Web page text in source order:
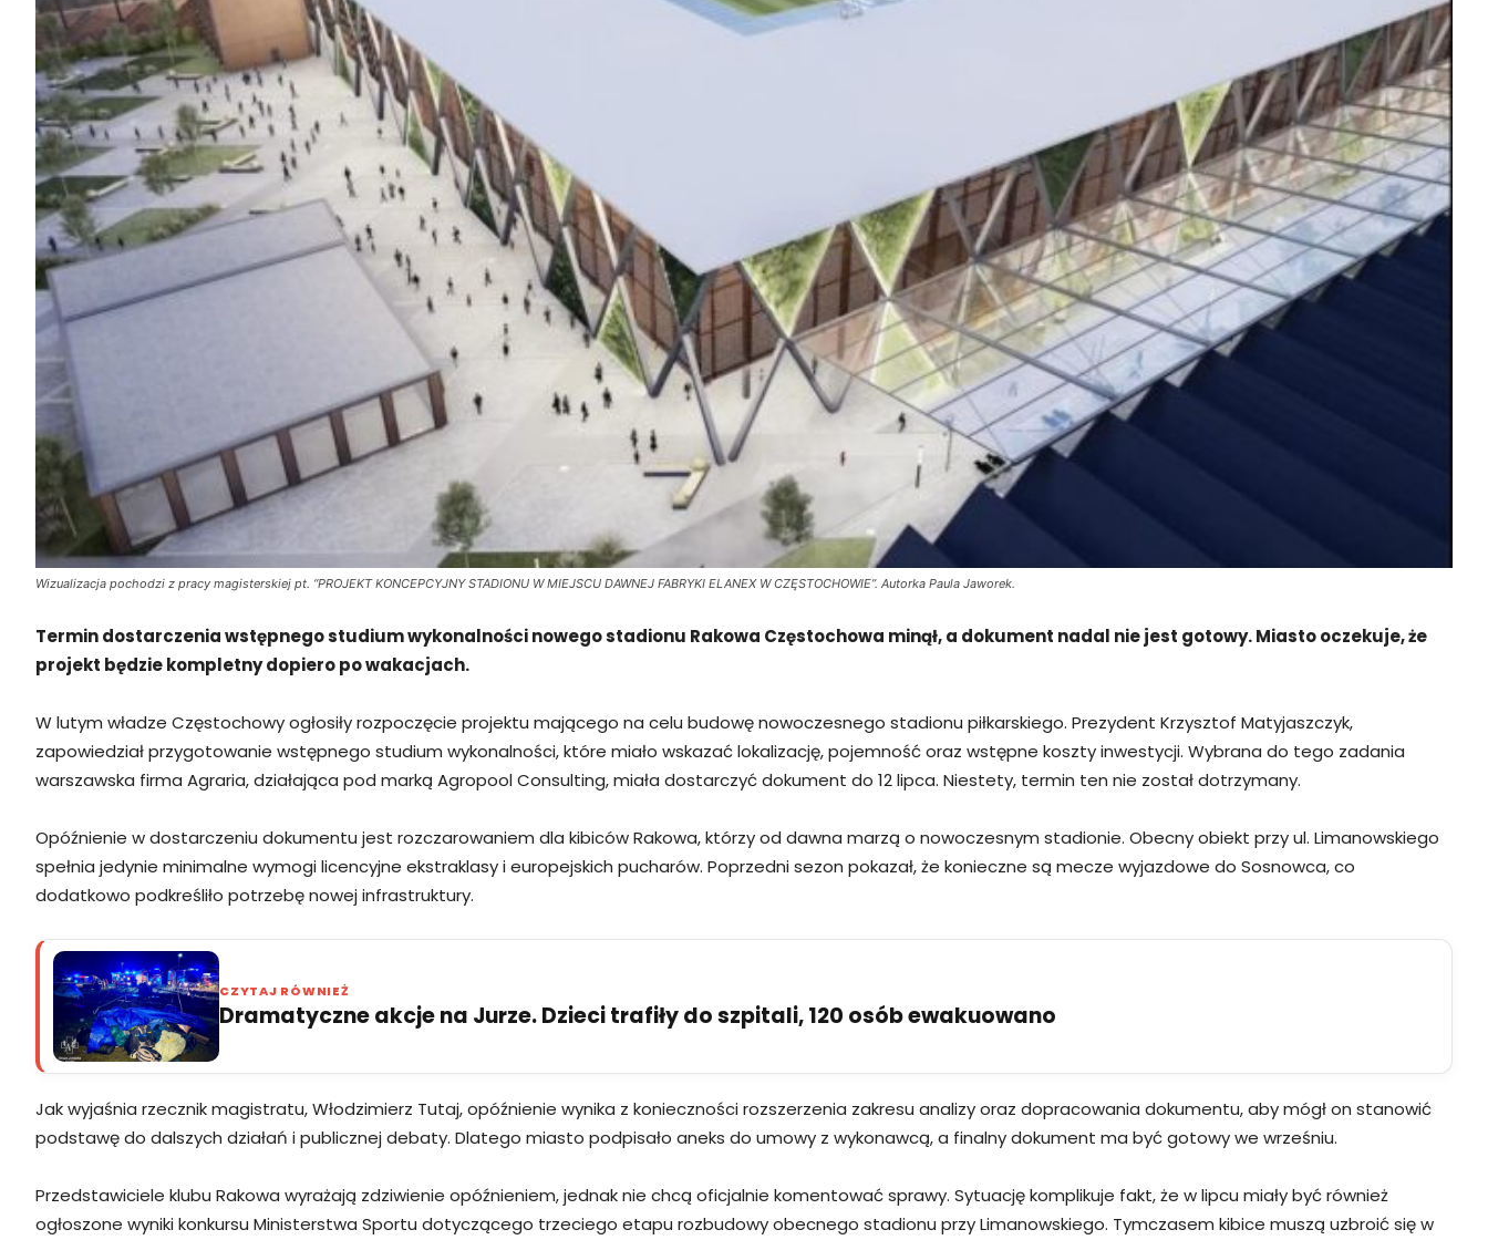
Wizualizacja pochodzi z pracy magisterskiej pt. “PROJEKT KONCEPCYJNY STADIONU W MIEJSCU DAWNEJ FABRYKI ELANEX W CZĘSTOCHOWIE”. Autorka Paula Jaworek.
Termin dostarczenia wstępnego studium wykonalności nowego stadionu Rakowa Częstochowa minął, a dokument nadal nie jest gotowy. Miasto oczekuje, że
projekt będzie kompletny dopiero po wakacjach.
W lutym władze Częstochowy ogłosiły rozpoczęcie projektu mającego na celu budowę nowoczesnego stadionu piłkarskiego. Prezydent Krzysztof Matyjaszczyk,
zapowiedział przygotowanie wstępnego studium wykonalności, które miało wskazać lokalizację, pojemność oraz wstępne koszty inwestycji. Wybrana do tego zadania
warszawska firma Agraria, działająca pod marką Agropool Consulting, miała dostarczyć dokument do 12 lipca. Niestety, termin ten nie został dotrzymany.
Opóźnienie w dostarczeniu dokumentu jest rozczarowaniem dla kibiców Rakowa, którzy od dawna marzą o nowoczesnym stadionie. Obecny obiekt przy ul. Limanowskiego
spełnia jedynie minimalne wymogi licencyjne ekstraklasy i europejskich pucharów. Poprzedni sezon pokazał, że konieczne są mecze wyjazdowe do Sosnowca, co
dodatkowo podkreśliło potrzebę nowej infrastruktury.
CZYTAJ RÓWNIEŻ
Dramatyczne akcje na Jurze. Dzieci trafiły do szpitali, 120 osób ewakuowano
Jak wyjaśnia rzecznik magistratu, Włodzimierz Tutaj, opóźnienie wynika z konieczności rozszerzenia zakresu analizy oraz dopracowania dokumentu, aby mógł on stanowić
podstawę do dalszych działań i publicznej debaty. Dlatego miasto podpisało aneks do umowy z wykonawcą, a finalny dokument ma być gotowy we wrześniu.
Przedstawiciele klubu Rakowa wyrażają zdziwienie opóźnieniem, jednak nie chcą oficjalnie komentować sprawy. Sytuację komplikuje fakt, że w lipcu miały być również
ogłoszone wyniki konkursu Ministerstwa Sportu dotyczącego trzeciego etapu rozbudowy obecnego stadionu przy Limanowskiego. Tymczasem kibice muszą uzbroić się w